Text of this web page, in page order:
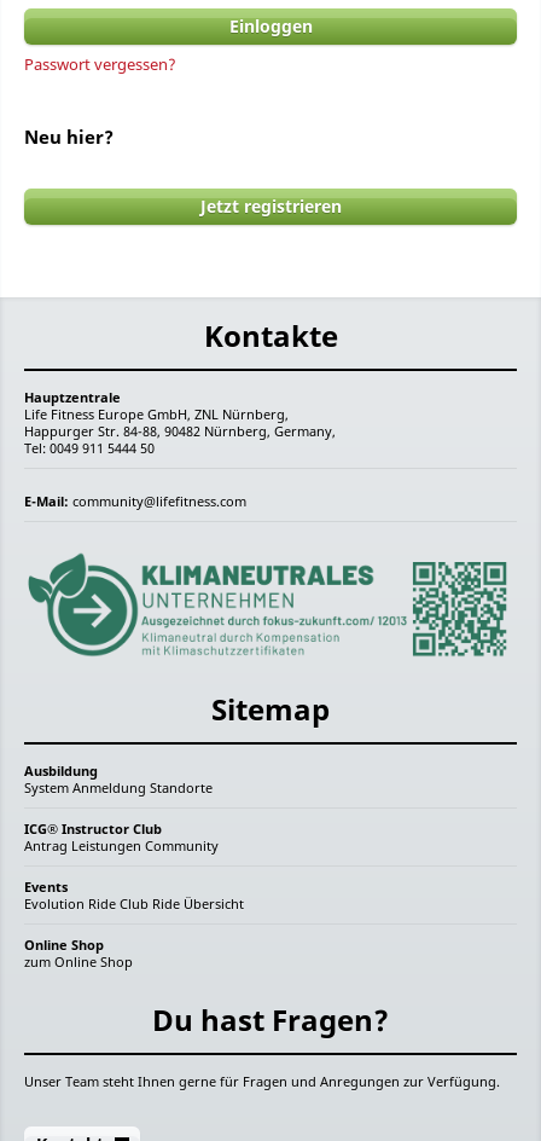
Passwort vergessen?
Neu hier?
Jetzt registrieren
Kontakte
Hauptzentrale
Life Fitness Europe GmbH, ZNL Nürnberg,
Happurger Str. 84-88, 90482 Nürnberg, Germany,
Tel: 0049 911 5444 50
E-Mail: community@lifefitness.com
Sitemap
Ausbildung
System Anmeldung Standorte
ICG® Instructor Club
Antrag Leistungen Community
Events
Evolution Ride Club Ride Übersicht
Online Shop
zum Online Shop
Du hast Fragen?
Unser Team steht Ihnen gerne für Fragen und Anregungen zur Verfügung.